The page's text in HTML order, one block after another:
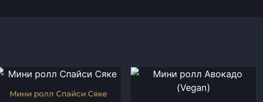
Мини ролл Спайси Сяке